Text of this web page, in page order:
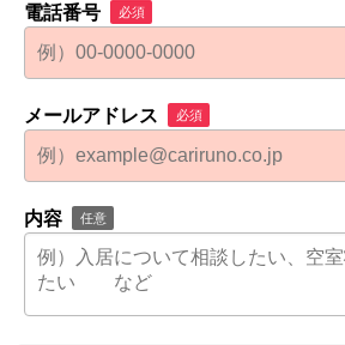
電話番号 必須
メールアドレス 必須
内容 任意